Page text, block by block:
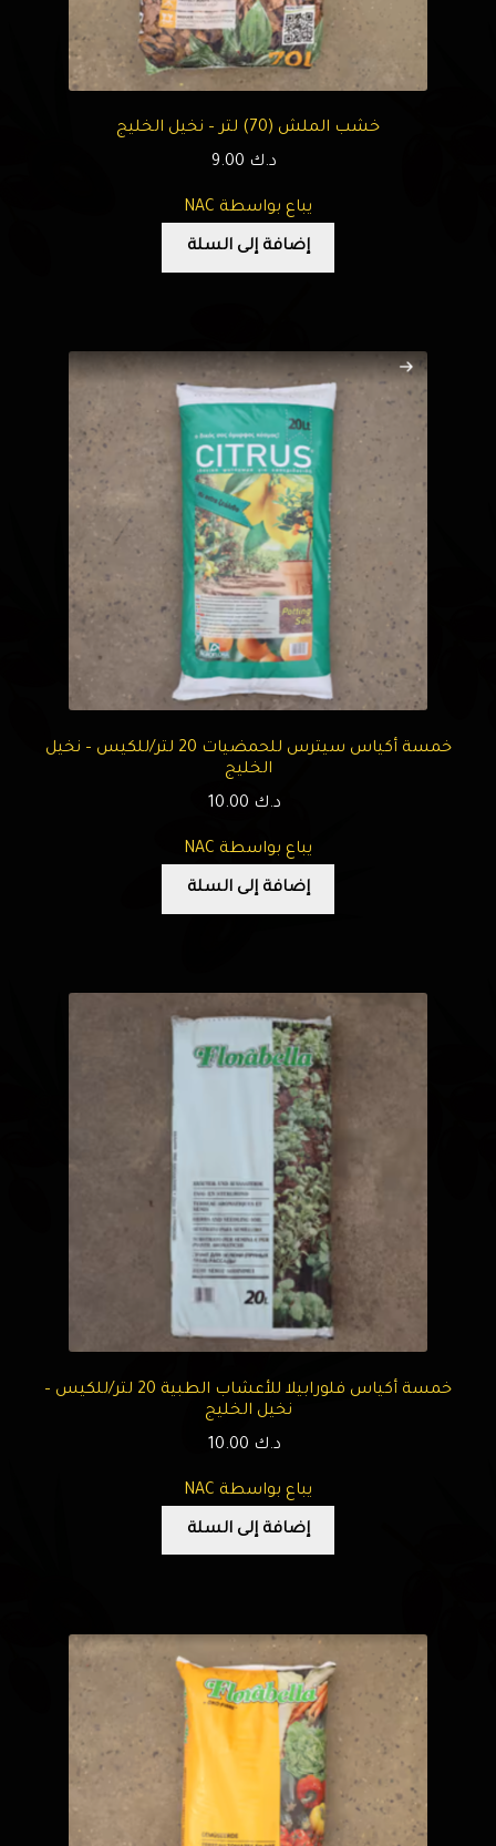
خشب الملش (70) لتر – نخيل الخليج
د.ك
يباع بواسطة NAC
إضافة إلى السلة
خمسة أكياس سيترس للحمضيات 20 لتر/للكيس – نخيل
الخليج
د.ك
يباع بواسطة NAC
إضافة إلى السلة
خمسة أكياس فلورابيلا للأعشاب الطبية 20 لتر/للكيس –
نخيل الخليج
د.ك
يباع بواسطة NAC
إضافة إلى السلة